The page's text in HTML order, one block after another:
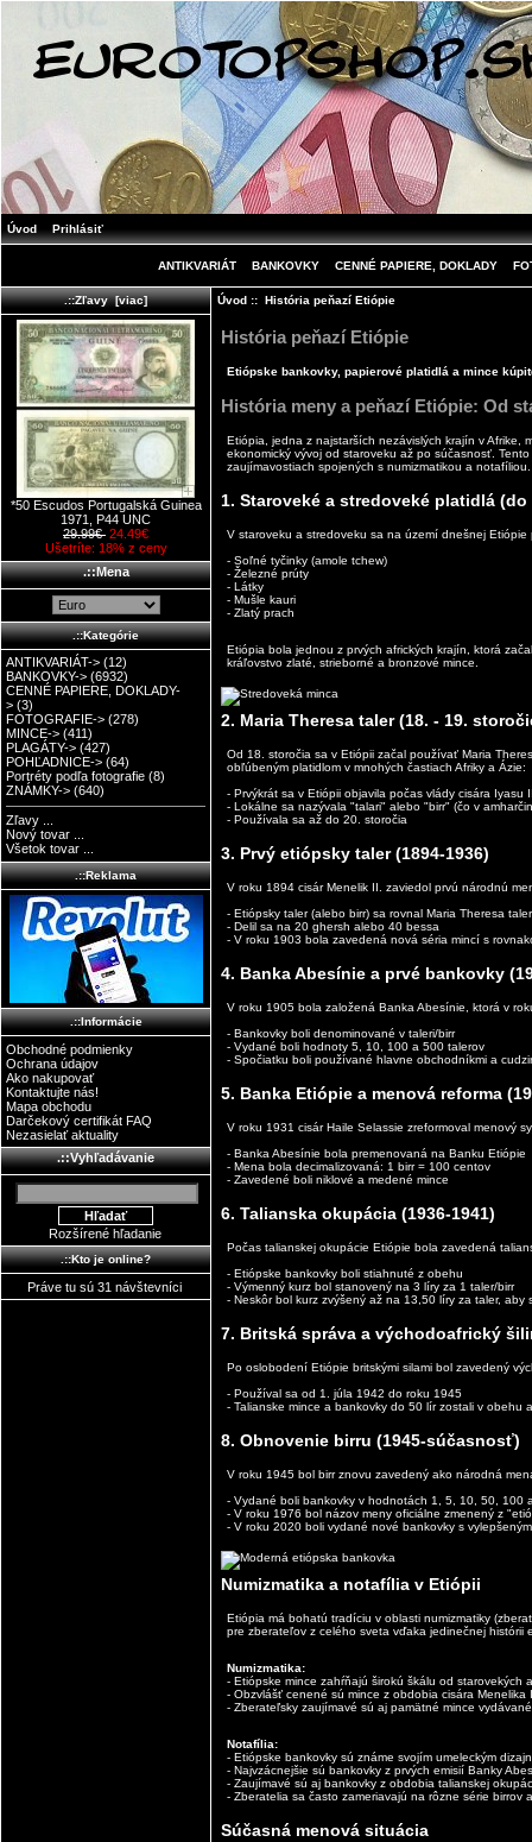
Úvod Prihlásiť
ANTIKVARIÁT BANKOVKY CENNÉ PAPIERE, DOKLADY
.::Zľavy [viac]
*50 Escudos Portugalská Guinea
1971, P44 UNC
29.99€ 24.49€
Ušetríte: 18% z ceny
.::Mena
.::Kategórie
ANTIKVARIÁT-> (12)
BANKOVKY-> (6932)
CENNÉ PAPIERE, DOKLADY-
> (3)
FOTOGRAFIE-> (278)
MINCE-> (411)
PLAGÁTY-> (427)
POHĽADNICE-> (64)
Portréty podľa fotografie (8)
ZNÁMKY-> (640)
Zľavy ...
Nový tovar ...
Všetok tovar ...
.::Reklama
.::Informácie
Obchodné podmienky
Ochrana údajov
Ako nakupovať
Kontaktujte nás!
Mapa obchodu
Darčekový certifikát FAQ
Nezasielať aktuality
.::Vyhľadávanie
Rozšírené hľadanie
.::Kto je online?
Práve tu sú 31 návštevníci
Úvod:: História peňazí Etiópie
História peňazí Etiópie
Etiópske bankovky, papierové platidlá a mince
História meny a peňazí Etiópie: Od
Etiópia, jedna z najstarších nezávislých krajín v Afrike,
ekonomický vývoj od staroveku až po súčasnosť.
zaujímavostiach spojených s numizmatikou a notafíliou.
1. Staroveké a stredoveké platidlá
V staroveku a stredoveku sa na území dnešnej Etiópie
- Soľné tyčinky (amole tchew)
- Železné prúty
- Látky
- Mušle kauri
- Zlatý prach
Etiópia bola jednou z prvých afrických krajín, ktorá
kráľovstvo zlaté, strieborné a bronzové mince.
2. Maria Theresa taler (18. - 19.
Od 18. storočia sa v Etiópii začal používať Maria
obľúbeným platidlom v mnohých častiach Afriky a Ázie:
- Prvýkrát sa v Etiópii objavila počas vlády cisára Iyasu
- Lokálne sa nazývala "talari" alebo "birr" (čo v
- Používala sa až do 20. storočia
3. Prvý etiópsky taler (1894-1936)
V roku 1894 cisár Menelik II. zaviedol prvú národnú
- Etiópsky taler (alebo birr) sa rovnal Maria Theresa
- Delil sa na 20 ghersh alebo 40 bessa
- V roku 1903 bola zavedená nová séria mincí s
4. Banka Abesínie a prvé bankovky
V roku 1905 bola založená Banka Abesínie, ktorá v
- Bankovky boli denominované v taleri/birr
- Vydané boli hodnoty 5, 10, 100 a 500 talerov
- Spočiatku boli používané hlavne obchodníkmi a
5. Banka Etiópie a menová reforma
V roku 1931 cisár Haile Selassie zreformoval menový
- Banka Abesínie bola premenovaná na Banku Etiópie
- Mena bola decimalizovaná: 1 birr = 100 centov
- Zavedené boli niklové a medené mince
6. Talianska okupácia (1936-1941)
Počas talianskej okupácie Etiópie bola zavedená
- Etiópske bankovky boli stiahnuté z obehu
- Výmenný kurz bol stanovený na 3 líry za 1 taler/birr
- Neskôr bol kurz zvýšený až na 13,50 líry za taler,
7. Britská správa a východoafrický
Po oslobodení Etiópie britskými silami bol zavedený
- Používal sa od 1. júla 1942 do roku 1945
- Talianske mince a bankovky do 50 lír zostali v obehu
8. Obnovenie birru (1945-súčasnosť)
V roku 1945 bol birr znovu zavedený ako národná
- Vydané boli bankovky v hodnotách 1, 5, 10, 50, 100
- V roku 1976 bol názov meny oficiálne zmenený z
- V roku 2020 boli vydané nové bankovky s
Numizmatika a notafília v Etiópii
Etiópia má bohatú tradíciu v oblasti numizmatiky
pre zberateľov z celého sveta vďaka jedinečnej histórii
Numizmatika:
- Etiópske mince zahŕňajú širokú škálu od starovekých
- Obzvlášť cenené sú mince z obdobia cisára Menelika
- Zberateľsky zaujímavé sú aj pamätné mince
Notafília:
- Etiópske bankovky sú známe svojím umeleckým
- Najvzácnejšie sú bankovky z prvých emisií Banky
- Zaujímavé sú aj bankovky z obdobia talianskej
- Zberatelia sa často zameriavajú na rôzne série
Súčasná menová situácia